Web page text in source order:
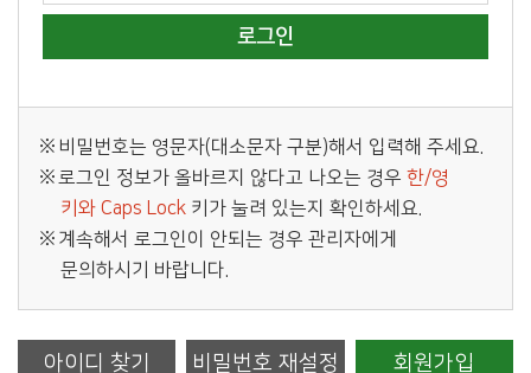
비밀번호는 영문자(대소문자 구분)해서 입력해 주세요.
로그인 정보가 올바르지 않다고 나오는 경우 한/영
키와 Caps Lock 키가 눌려 있는지 확인하세요.
계속해서 로그인이 안되는 경우 관리자에게
문의하시기 바랍니다.
아이디 찾기 비밀번호 재설정 회원가입